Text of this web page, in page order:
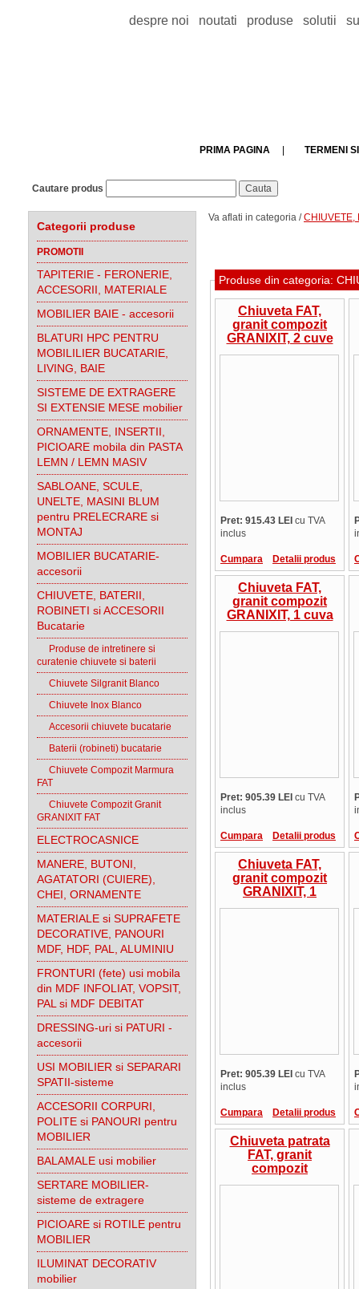
despre noi noutati produse solutii
PRIMA PAGINA TERMENI
Cautare produs
Categorii produse
PROMOTII
TAPITERIE - FERONERIE,
ACCESORII, MATERIALE
MOBILIER BAIE - accesorii
BLATURI HPC PENTRU
MOBILILIER BUCATARIE,
LIVING, BAIE
SISTEME DE EXTRAGERE
SI EXTENSIE MESE mobilier
ORNAMENTE, INSERTII,
PICIOARE mobila din PASTA
LEMN / LEMN MASIV
SABLOANE, SCULE,
UNELTE, MASINI BLUM
pentru PRELECRARE si
MONTAJ
MOBILIER BUCATARIE-
accesorii
CHIUVETE, BATERII,
ROBINETI si ACCESORII
Bucatarie
Produse de intretinere si
curatenie chiuvete si baterii
Chiuvete Silgranit Blanco
Chiuvete Inox Blanco
Accesorii chiuvete bucatarie
Baterii (robineti) bucatarie
Chiuvete Compozit Marmura
FAT
Chiuvete Compozit Granit
GRANIXIT FAT
ELECTROCASNICE
MANERE, BUTONI,
AGATATORI (CUIERE),
CHEI, ORNAMENTE
MATERIALE si SUPRAFETE
DECORATIVE, PANOURI
MDF, HDF, PAL, ALUMINIU
FRONTURI (fete) usi mobila
din MDF INFOLIAT, VOPSIT,
PAL si MDF DEBITAT
DRESSING-uri si PATURI -
accesorii
USI MOBILIER si SEPARARI
SPATII-sisteme
ACCESORII CORPURI,
POLITE si PANOURI pentru
MOBILIER
BALAMALE usi mobilier
SERTARE MOBILIER-
sisteme de extragere
PICIOARE si ROTILE pentru
MOBILIER
ILUMINAT DECORATIV
mobilier
Va aflati in categoria /CHIUVETE,
Produse din categoria:
Chiuveta FAT,
granit compozit
GRANIXIT, 2 cuve
inegale, 95x49x21
Pret: 915.43 LEI cu TVA
inclus
Cumpara Detalii produs
Chiuveta FAT,
granit compozit
GRANIXIT, 1 cuva
dreapta si picurator
Pret: 905.39 LEI cu TVA
inclus
Cumpara Detalii produs
Chiuveta FAT,
granit compozit
GRANIXIT, 1
cuva+picurator,
Pret: 905.39 LEI cu TVA
inclus
Cumpara Detalii produs
Chiuveta patrata
FAT, granit
compozit
GRANIXIT, 1 cuva ,